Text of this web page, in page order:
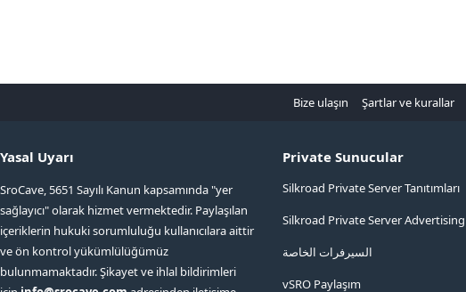
Bize ulaşın Şartlar ve kurallar
Yasal Uyarı
SroCave, 5651 Sayılı Kanun kapsamında "yer
sağlayıcı" olarak hizmet vermektedir. Paylaşılan
içeriklerin hukuki sorumluluğu kullanıcılara aittir
ve ön kontrol yükümlülüğümüz
bulunmamaktadır. Şikayet ve ihlal bildirimleri
Private Sunucular
Silkroad Private Server Tanıtımları
Silkroad Private Server Advertising
السيرفرات الخاصة
vSRO Paylaşım